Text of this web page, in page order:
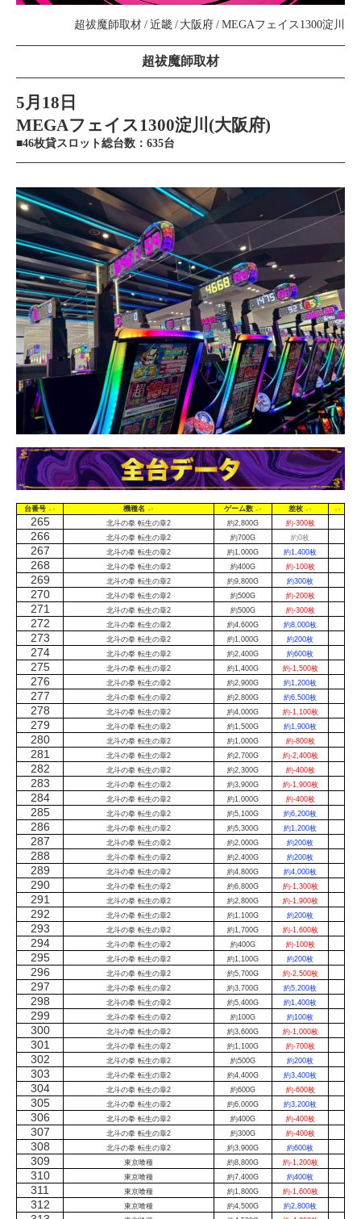
超祓魔師取材 近畿 大阪府 MEGAフェイス1300淀川
超祓魔師取材
5月18日
MEGAフェイス1300淀川(大阪府)
■46枚貸スロット総台数：635台
台番号 機種名 ゲーム数 差枚
265 北斗の拳 転生の章2 約2,800G 約-300枚
266 北斗の拳 転生の章2 約700G 約0枚
267 北斗の拳 転生の章2 約1,000G 約1,400枚
268 北斗の拳 転生の章2 約400G 約-100枚
269 北斗の拳 転生の章2 約9,800G 約300枚
270 北斗の拳 転生の章2 約500G 約-200枚
271 北斗の拳 転生の章2 約500G 約-300枚
272 北斗の拳 転生の章2 約4,600G 約8,000枚
273 北斗の拳 転生の章2 約1,000G 約200枚
274 北斗の拳 転生の章2 約2,400G 約600枚
275 北斗の拳 転生の章2 約1,400G 約-1,500枚
276 北斗の拳 転生の章2 約2,900G 約1,200枚
277 北斗の拳 転生の章2 約2,800G 約6,500枚
278 北斗の拳 転生の章2 約4,000G 約-1,100枚
279 北斗の拳 転生の章2 約1,500G 約1,900枚
280 北斗の拳 転生の章2 約1,000G 約-800枚
281 北斗の拳 転生の章2 約2,700G 約-2,400枚
282 北斗の拳 転生の章2 約2,300G 約-400枚
283 北斗の拳 転生の章2 約3,900G 約-1,900枚
284 北斗の拳 転生の章2 約1,000G 約-400枚
285 北斗の拳 転生の章2 約5,100G 約6,200枚
286 北斗の拳 転生の章2 約5,300G 約1,200枚
287 北斗の拳 転生の章2 約2,000G 約200枚
288 北斗の拳 転生の章2 約2,400G 約200枚
289 北斗の拳 転生の章2 約4,800G 約4,000枚
290 北斗の拳 転生の章2 約6,800G 約-1,300枚
291 北斗の拳 転生の章2 約2,800G 約-1,900枚
292 北斗の拳 転生の章2 約1,100G 約200枚
293 北斗の拳 転生の章2 約1,700G 約-1,600枚
294 北斗の拳 転生の章2 約400G 約-100枚
295 北斗の拳 転生の章2 約1,100G 約200枚
296 北斗の拳 転生の章2 約5,700G 約-2,500枚
297 北斗の拳 転生の章2 約3,700G 約5,200枚
298 北斗の拳 転生の章2 約5,400G 約1,400枚
299 北斗の拳 転生の章2 約100G 約100枚
300 北斗の拳 転生の章2 約3,600G 約-1,000枚
301 北斗の拳 転生の章2 約1,100G 約-700枚
302 北斗の拳 転生の章2 約500G 約200枚
303 北斗の拳 転生の章2 約4,400G 約3,400枚
304 北斗の拳 転生の章2 約600G 約-600枚
305 北斗の拳 転生の章2 約6,000G 約3,200枚
306 北斗の拳 転生の章2 約400G 約-400枚
307 北斗の拳 転生の章2 約300G 約-400枚
308 北斗の拳 転生の章2 約3,900G 約600枚
309 東京喰種 約8,800G 約-1,200枚
310 東京喰種 約7,400G 約400枚
311 東京喰種 約1,800G 約-1,600枚
312 東京喰種 約4,500G 約2,800枚